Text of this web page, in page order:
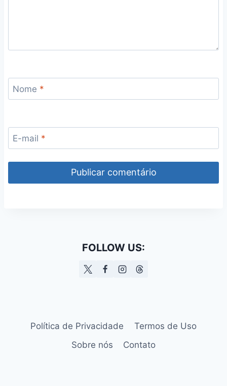
Nome *
E-mail *
FOLLOW US:
Política de Privacidade
Termos de Uso
Sobre nós
Contato